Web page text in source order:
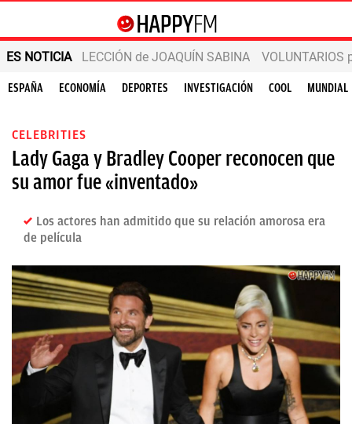
ES NOTICIA LECCIÓN de JOAQUÍN SABINA VOLUNTARIOS
ESPAÑA ECONOMÍA DEPORTES INVESTIGACIÓN COOL MUNDIAL
CELEBRITIES
Lady Gaga y Bradley Cooper reconocen que
su amor fue «inventado»
Los actores han admitido que su relación amorosa era
de película